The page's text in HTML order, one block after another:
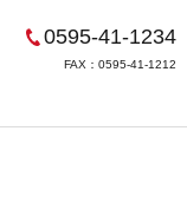
0595-41-1234
FAX：0595-41-1212